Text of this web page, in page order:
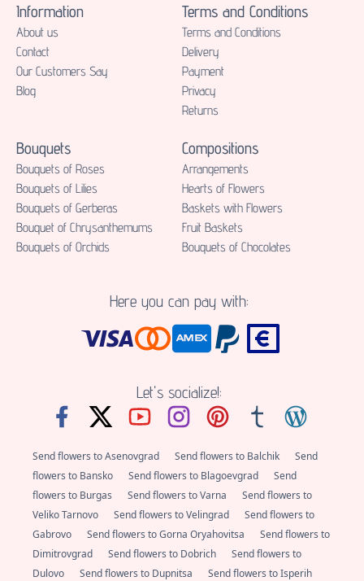
Information
About us
Contact
Our Customers Say
Blog
Terms and Conditions
Terms and Conditions
Delivery
Payment
Privacy
Returns
Bouquets
Bouquets of Roses
Bouquets of Lilies
Bouquets of Gerberas
Bouquet of Chrysanthemums
Bouquets of Orchids
Compositions
Аrrangements
Hearts of Flowers
Baskets with Flowers
Fruit Baskets
Bouquets of Chocolates
Here you can pay with:
Let's socialize!:
Send flowers to Asenovgrad Send flowers to Balchik
Send
flowers to Bansko
Send flowers to Blagoevgrad
Send
flowers to Burgas
Send flowers to Varna
Send flowers to
Veliko Tarnovo
Send flowers to Velingrad
Send flowers to
Gabrovo
Send flowers to Gorna Oryahovitsa
Send flowers to
Dimitrovgrad
Send flowers to Dobrich
Send flowers to
Dulovo
Send flowers to Dupnitsa
Send flowers to Isperih